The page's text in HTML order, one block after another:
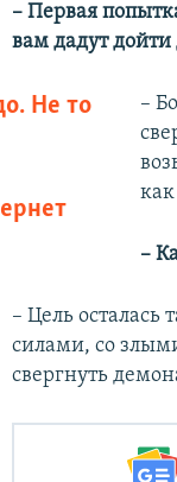
– Первая
вам дадут
Не то
–
–
– Цель
силами, со
свергнуть